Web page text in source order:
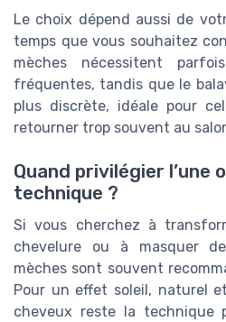
Le choix dépend aussi de
temps que vous souhaitez
mèches nécessitent
fréquentes, tandis que le
plus discrète, idéale pour
retourner trop souvent au
Quand privilégier l’une
technique ?
Si vous cherchez à
chevelure ou à masquer
mèches sont souvent
Pour un effet soleil, naturel
cheveux reste la technique